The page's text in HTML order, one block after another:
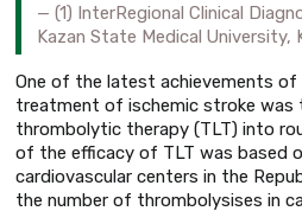
(1) InterRegional Clinical
Kazan State Medical University,
One of the latest achievements of
treatment of ischemic stroke
thrombolytic therapy (TLT) into
of the efficacy of TLT was based
cardiovascular centers in the
the number of thrombolysises in